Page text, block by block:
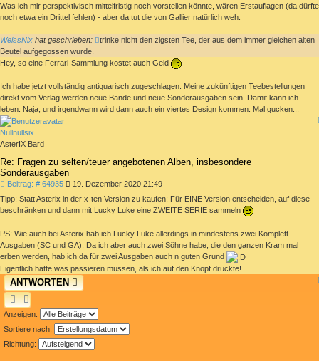
Was ich mir perspektivisch mittelfristig noch vorstellen könnte, wären Erstauflagen (da dürfte
noch etwa ein Drittel fehlen) - aber da tut die von Gallier natürlich weh.
WeissNix hat geschrieben:
trinke nicht den zigsten Tee, der aus dem immer gleichen alten
Beutel aufgegossen wurde.
Hey, so eine Ferrari-Sammlung kostet auch Geld
Ich habe jetzt vollständig antiquarisch zugeschlagen. Meine zukünftigen Teebestellungen
direkt vom Verlag werden neue Bände und neue Sonderausgaben sein. Damit kann ich
leben. Naja, und irgendwann wird dann auch ein viertes Design kommen. Mal gucken...
Nullnullsix
AsterIX Bard
Re: Fragen zu selten/teuer angebotenen Alben, insbesondere
Sonderausgaben
Beitrag: # 64935Beitrag19. Dezember 2020 21:49
Tipp: Statt Asterix in der x-ten Version zu kaufen: Für EINE Version entscheiden, auf diese
beschränken und dann mit Lucky Luke eine ZWEITE SERIE sammeln
PS: Wie auch bei Asterix hab ich Lucky Luke allerdings in mindestens zwei Komplett-
Ausgaben (SC und GA). Da ich aber auch zwei Söhne habe, die den ganzen Kram mal
erben werden, hab ich da für zwei Ausgaben auch n guten Grund
Eigentlich hätte was passieren müssen, als ich auf den Knopf drückte!
ANTWORTEN
Anzeigen:
Sortiere nach:
Richtung: